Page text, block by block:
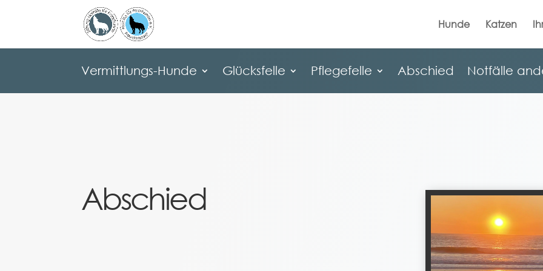
Hunde Katzen
Vermittlungs-Hunde Glücksfelle Pflegefelle Abschied Notfälle
Vermittlungs-Hunde Glücksfelle Pflegefelle Abschied Notfälle
Abschied